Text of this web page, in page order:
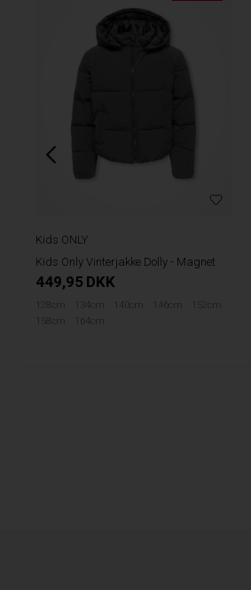
Kids ONLY
Kids Only Vinterjakke Dolly - Magnet
449,95 DKK
128cm 134cm 140cm 146cm
152cm
158cm
164cm